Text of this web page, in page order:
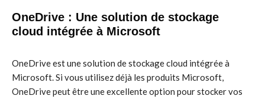
OneDrive : Une solution de stockage
cloud intégrée à Microsoft
OneDrive est une solution de stockage cloud intégrée à
Microsoft. Si vous utilisez déjà les produits Microsoft,
OneDrive peut être une excellente option pour stocker vos